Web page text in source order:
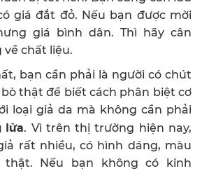
giá đắt đỏ. Nếu bạn được mời
giá bình dân. Thì hãy cân
về chất liệu.
bạn cần phải là người có chút
thật để biết cách phân biệt cơ
loại giả da mà không cần phải
lửa. Vì trên thị trường hiện nay,
rất nhiều, có hình dáng, màu
Nếu bạn không có kinh